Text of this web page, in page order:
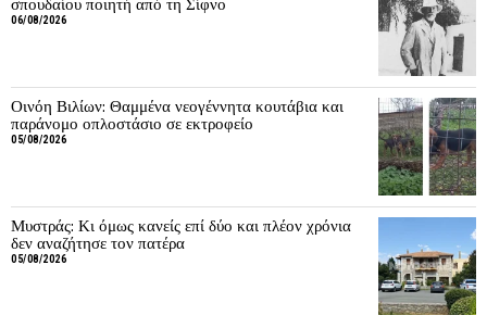
06/08/2026
Οινόη Βιλίων: Θαμμένα νεογέννητα κουτάβια και
παράνομο οπλοστάσιο σε εκτροφείο
05/08/2026
Μυστράς: Κι όμως κανείς επί δύο και πλέον χρόνια
δεν αναζήτησε τον πατέρα
05/08/2026